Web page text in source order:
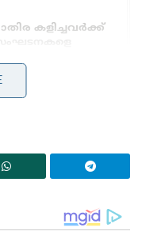
കളിച്ചവർക്ക്
പേർ മുൻഗണനാ
ദേവസ്വത്തിൽ
15 കോടി